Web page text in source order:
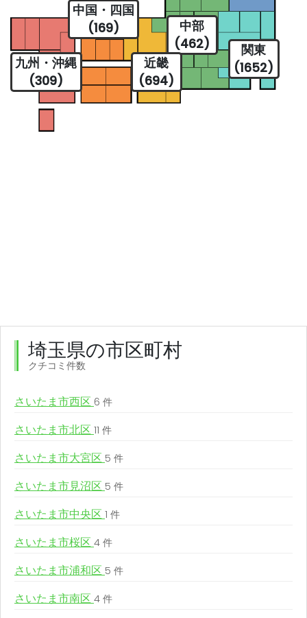
関東
(1652)
中部
(462)
近畿
(694)
中国・四国
(169)
九州・沖縄
(309)
埼玉県の市区町村
クチコミ件数
さいたま市西区 6 件
さいたま市北区 11 件
さいたま市大宮区 5 件
さいたま市見沼区 5 件
さいたま市中央区 1 件
さいたま市桜区 4 件
さいたま市浦和区 5 件
さいたま市南区 4 件